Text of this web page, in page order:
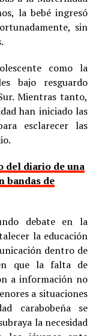
la bebé ingresó
sin
como la
bajo resguardo
Mientras tanto,
han iniciado las
esclarecer las
del diario de una
bandas de
debate en la
la educación
dentro de
que la falta de
a información no
a situaciones
carabobeña se
la necesidad